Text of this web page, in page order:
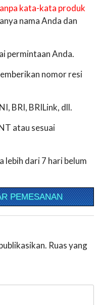
kata-kata produk
nama Anda dan
permintaan Anda.
nomor resi
BRI, BRILink, dll.
atau sesuai
lebih dari 7 hari belum
PEMESANAN
Ruas yang